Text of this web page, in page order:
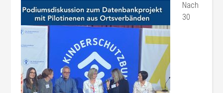
Nach
30